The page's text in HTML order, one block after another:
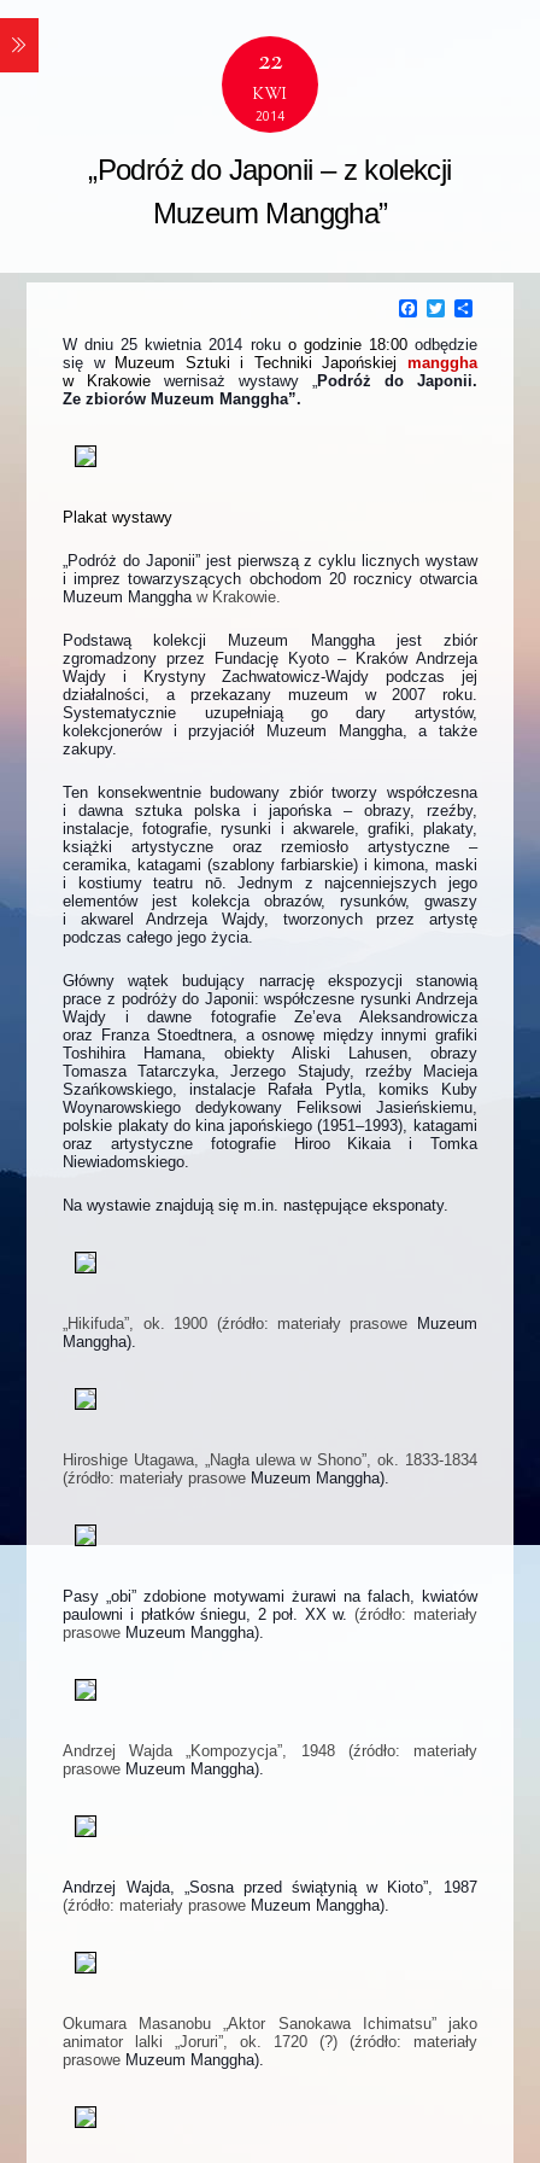
22
KWI
2014
„Podróż do Japonii – z kolekcji
Muzeum Manggha”
F
c
e
b
T
i
t
t
P
d
z
i
W dniu 25 kwietnia 2014 roku o godzinie 18:00odbędzie
się w
Muzeum Sztuki i Techniki Japońskiej manggha
w Krakowie
wernisaż wystawy „ Podróż do Japonii.
Ze zbiorów Muzeum Manggha”.
Plakat wystawy
Podróż do Japonii” jest pierwszą z cyklu licznych wystaw
i imprez towarzyszących obchodom 20 rocznicy otwarcia
Muzeum Manggha w Krakowie.
Podstawą kolekcji Muzeum Manggha jest zbiór
zgromadzony przez Fundację Kyoto – Kraków Andrzeja
Wajdy i Krystyny Zachwatowicz-Wajdy podczas jej
działalności, a przekazany muzeum w 2007 roku.
Systematycznie uzupełniają go dary artystów,
kolekcjonerów i przyjaciół Muzeum Manggha, a także
zakupy.
Ten konsekwentnie budowany zbiór tworzy współczesna
i dawna sztuka polska i japońska – obrazy, rzeźby,
instalacje, fotografie, rysunki i akwarele, grafiki, plakaty,
książki artystyczne oraz rzemiosło artystyczne –
ceramika, katagami (szablony farbiarskie) i kimona, maski
i kostiumy teatru nō. Jednym z najcenniejszych jego
elementów jest kolekcja obrazów, rysunków, gwaszy
i akwarel Andrzeja Wajdy, tworzonych przez artystę
podczas całego jego życia.
Główny wątek budujący narrację ekspozycji stanowią
prace z podróży do Japonii: współczesne rysunki Andrzeja
Wajdy i dawne fotografie Ze’eva Aleksandrowicza
oraz Franza Stoedtnera, a osnowę między innymi grafiki
Toshihira Hamana, obiekty Aliski Lahusen, obrazy
Tomasza Tatarczyka, Jerzego Stajudy, rzeźby Macieja
Szańkowskiego, instalacje Rafała Pytla, komiks Kuby
Woynarowskiego dedykowany Feliksowi Jasieńskiemu,
polskie plakaty do kina japońskiego (1951–1993), katagami
oraz artystyczne fotografie Hiroo Kikaia i Tomka
Niewiadomskiego.
Na wystawie znajdują się m.in. następujące eksponaty.
„Hikifuda”, ok. 1900 (źródło: materiały prasowe Muzeum
Manggha).
Hiroshige Utagawa, „Nagła ulewa w Shono”, ok. 1833-1834
(źródło: materiały prasowe Muzeum Manggha).
Pasy „obi” zdobione motywami żurawi na falach, kwiatów
paulowni i płatków śniegu, 2 poł. XX w.(źródło: materiały
prasowe Muzeum Manggha).
Andrzej Wajda „Kompozycja”, 1948 (źródło: materiały
prasowe Muzeum Manggha).
Andrzej Wajda, „Sosna przed świątynią w Kioto”, 1987
(źródło: materiały prasowe Muzeum Manggha).
Okumara Masanobu „Aktor Sanokawa Ichimatsu” jako
animator lalki „Joruri”, ok. 1720 (?) (źródło: materiały
prasowe Muzeum Manggha).